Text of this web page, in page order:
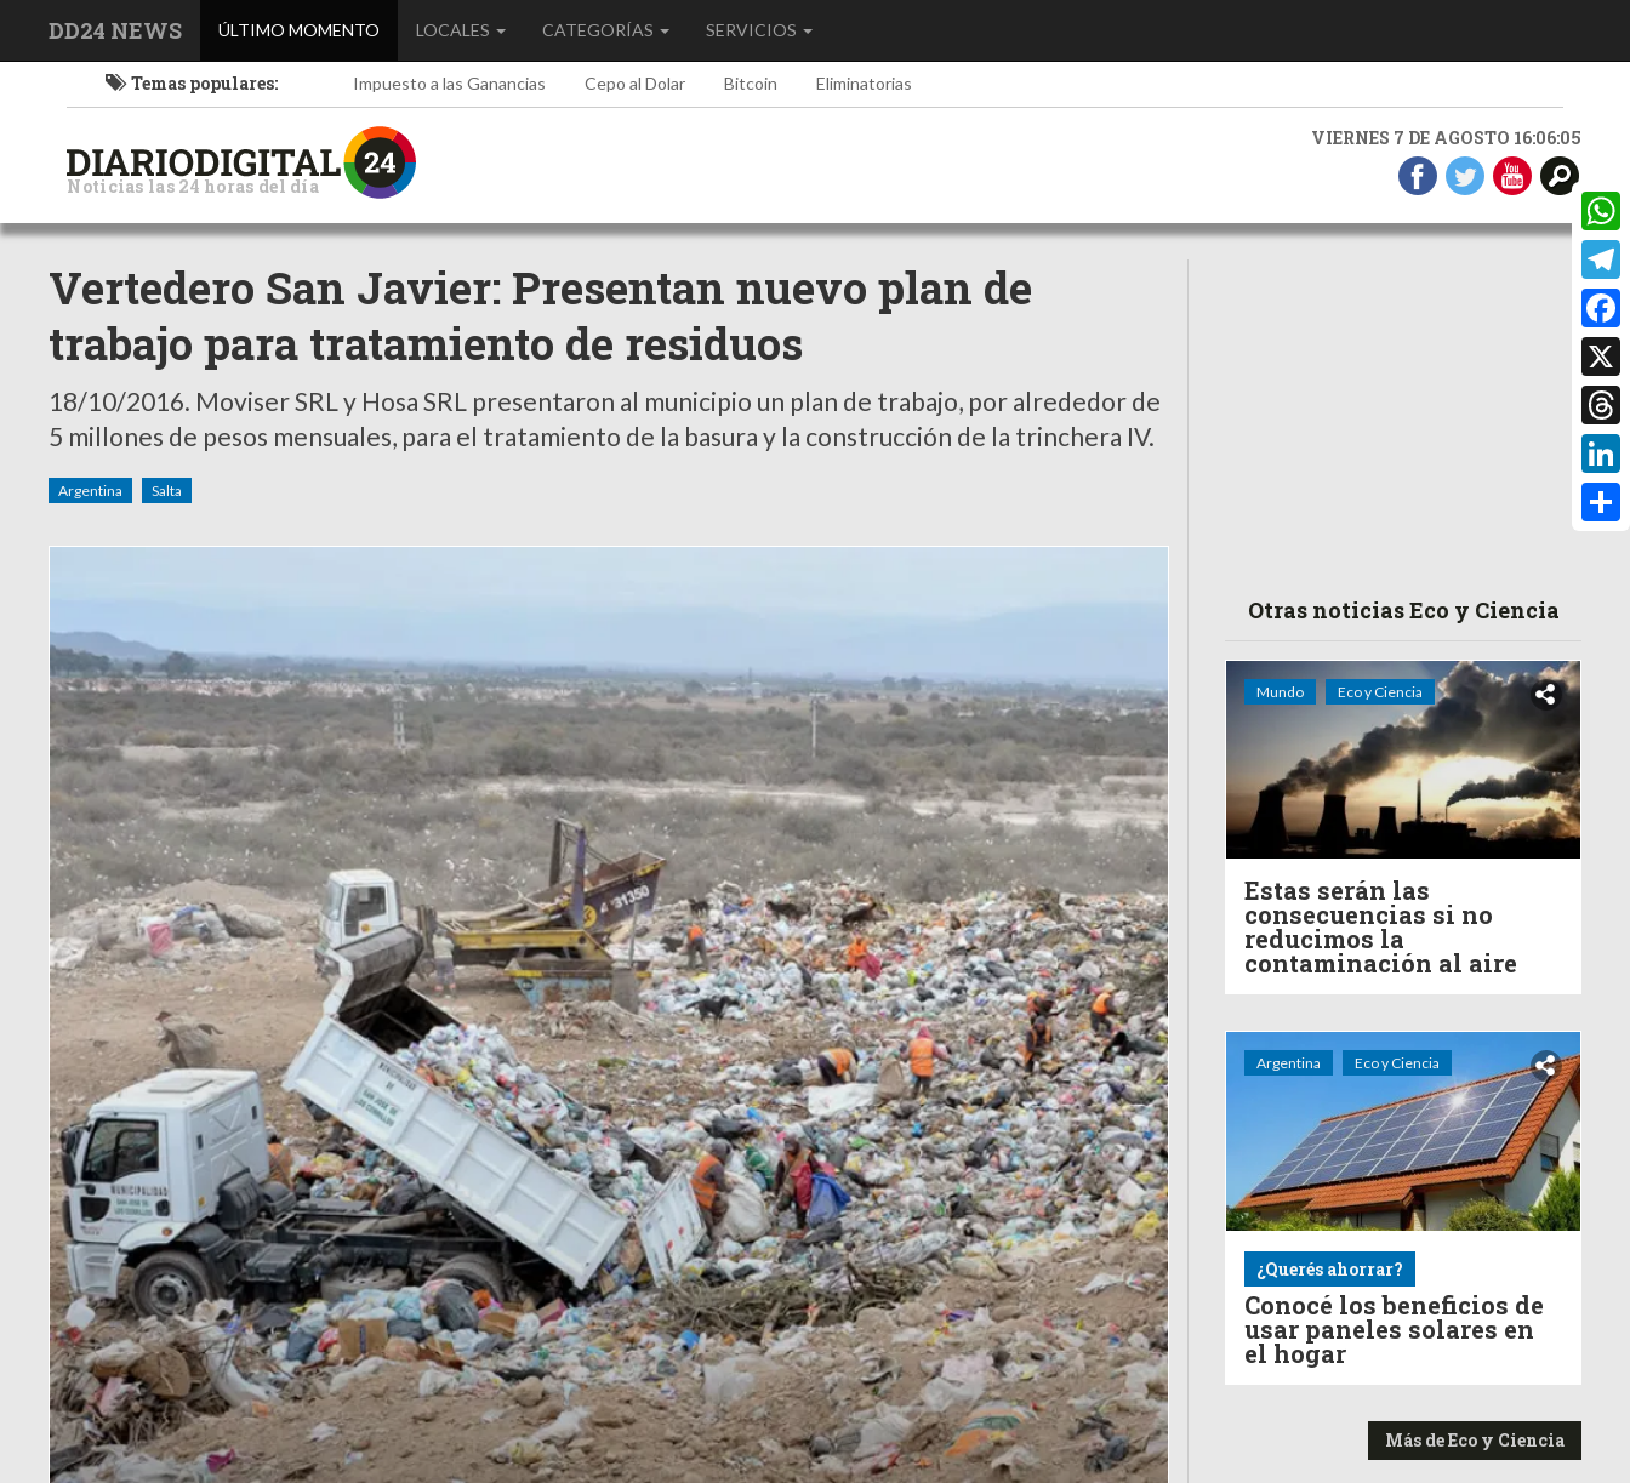
DD24 NEWS ÚLTIMO MOMENTO (current)LOCALES CATEGORÍAS SERVICIOS
Temas populares: Impuesto a las Ganancias Cepo al Dolar Bitcoin Eliminatorias
Noticias las 24 horas del día
VIERNES 7 DE AGOSTO 16:06:07
Vertedero San Javier: Presentan nuevo plan de
trabajo para tratamiento de residuos
18/10/2016. Moviser SRL y Hosa SRL presentaron al municipio un plan de trabajo, por alrededor de
5 millones de pesos mensuales, para el tratamiento de la basura y la construcción de la trinchera IV.
Argentina Salta
Otras noticias Eco y Ciencia
Mundo Eco y Ciencia
Estas serán las
consecuencias si no
reducimos la
contaminación al aire
Argentina Eco y Ciencia
¿Querés ahorrar?
Conocé los beneficios de
usar paneles solares en
el hogar
Más de Eco y Ciencia
X